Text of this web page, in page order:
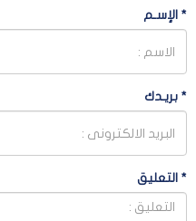
* الإسـم
* بريـدك
* التعليق